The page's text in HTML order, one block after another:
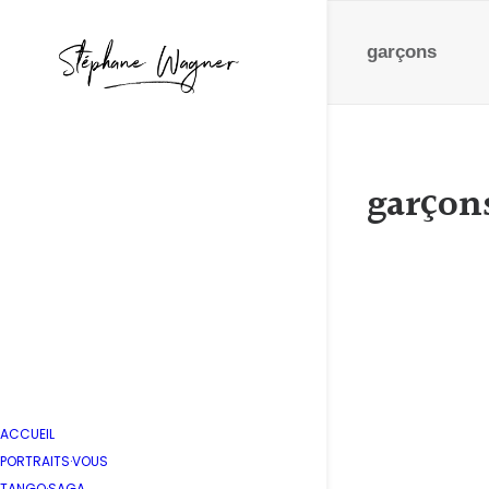
ACCUEIL
PORTRAITS·VOUS
garçons